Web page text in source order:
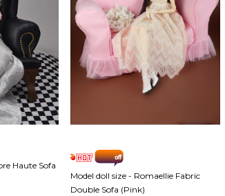
Haute Sofa
Model doll size - Romaellie Fabric
Double Sofa (Pink)